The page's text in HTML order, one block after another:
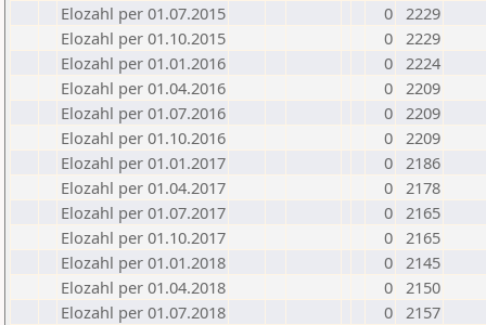
Elozahl per 01.07.2015
0 2229
Elozahl per 01.10.2015
0 2229
Elozahl per 01.01.2016
0 2224
Elozahl per 01.04.2016
0 2209
Elozahl per 01.07.2016
0 2209
Elozahl per 01.10.2016
0 2209
Elozahl per 01.01.2017
0 2186
Elozahl per 01.04.2017
0 2178
Elozahl per 01.07.2017
0 2165
Elozahl per 01.10.2017
0 2165
Elozahl per 01.01.2018
0 2145
Elozahl per 01.04.2018
0 2150
Elozahl per 01.07.2018
0 2157